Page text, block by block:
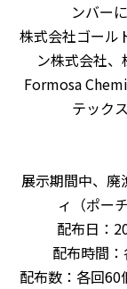
ンバー
株式会社ゴール
ン株式会社、
Formosa
テック
展示期間中、
ィ（ポー
配布日：
配布時間：
配布数：各回60